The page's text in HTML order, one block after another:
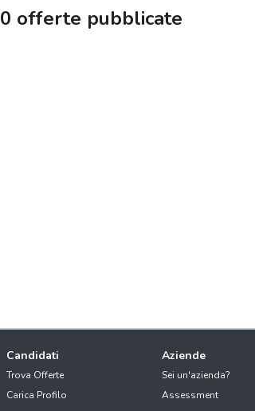
0 offerte pubblicate
Candidati
Trova Offerte
Carica Profilo
Aziende
Sei un'azienda?
Assessment